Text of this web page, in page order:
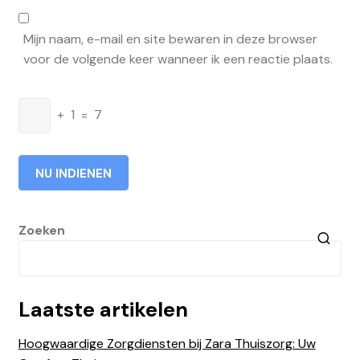
Mijn naam, e-mail en site bewaren in deze browser
voor de volgende keer wanneer ik een reactie plaats.
+ 1 = 7
Zoeken
Laatste artikelen
Hoogwaardige Zorgdiensten bij Zara Thuiszorg: Uw